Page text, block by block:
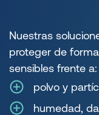
Nuestras
proteger de
sensibles frente a:
polvo y
humedad,